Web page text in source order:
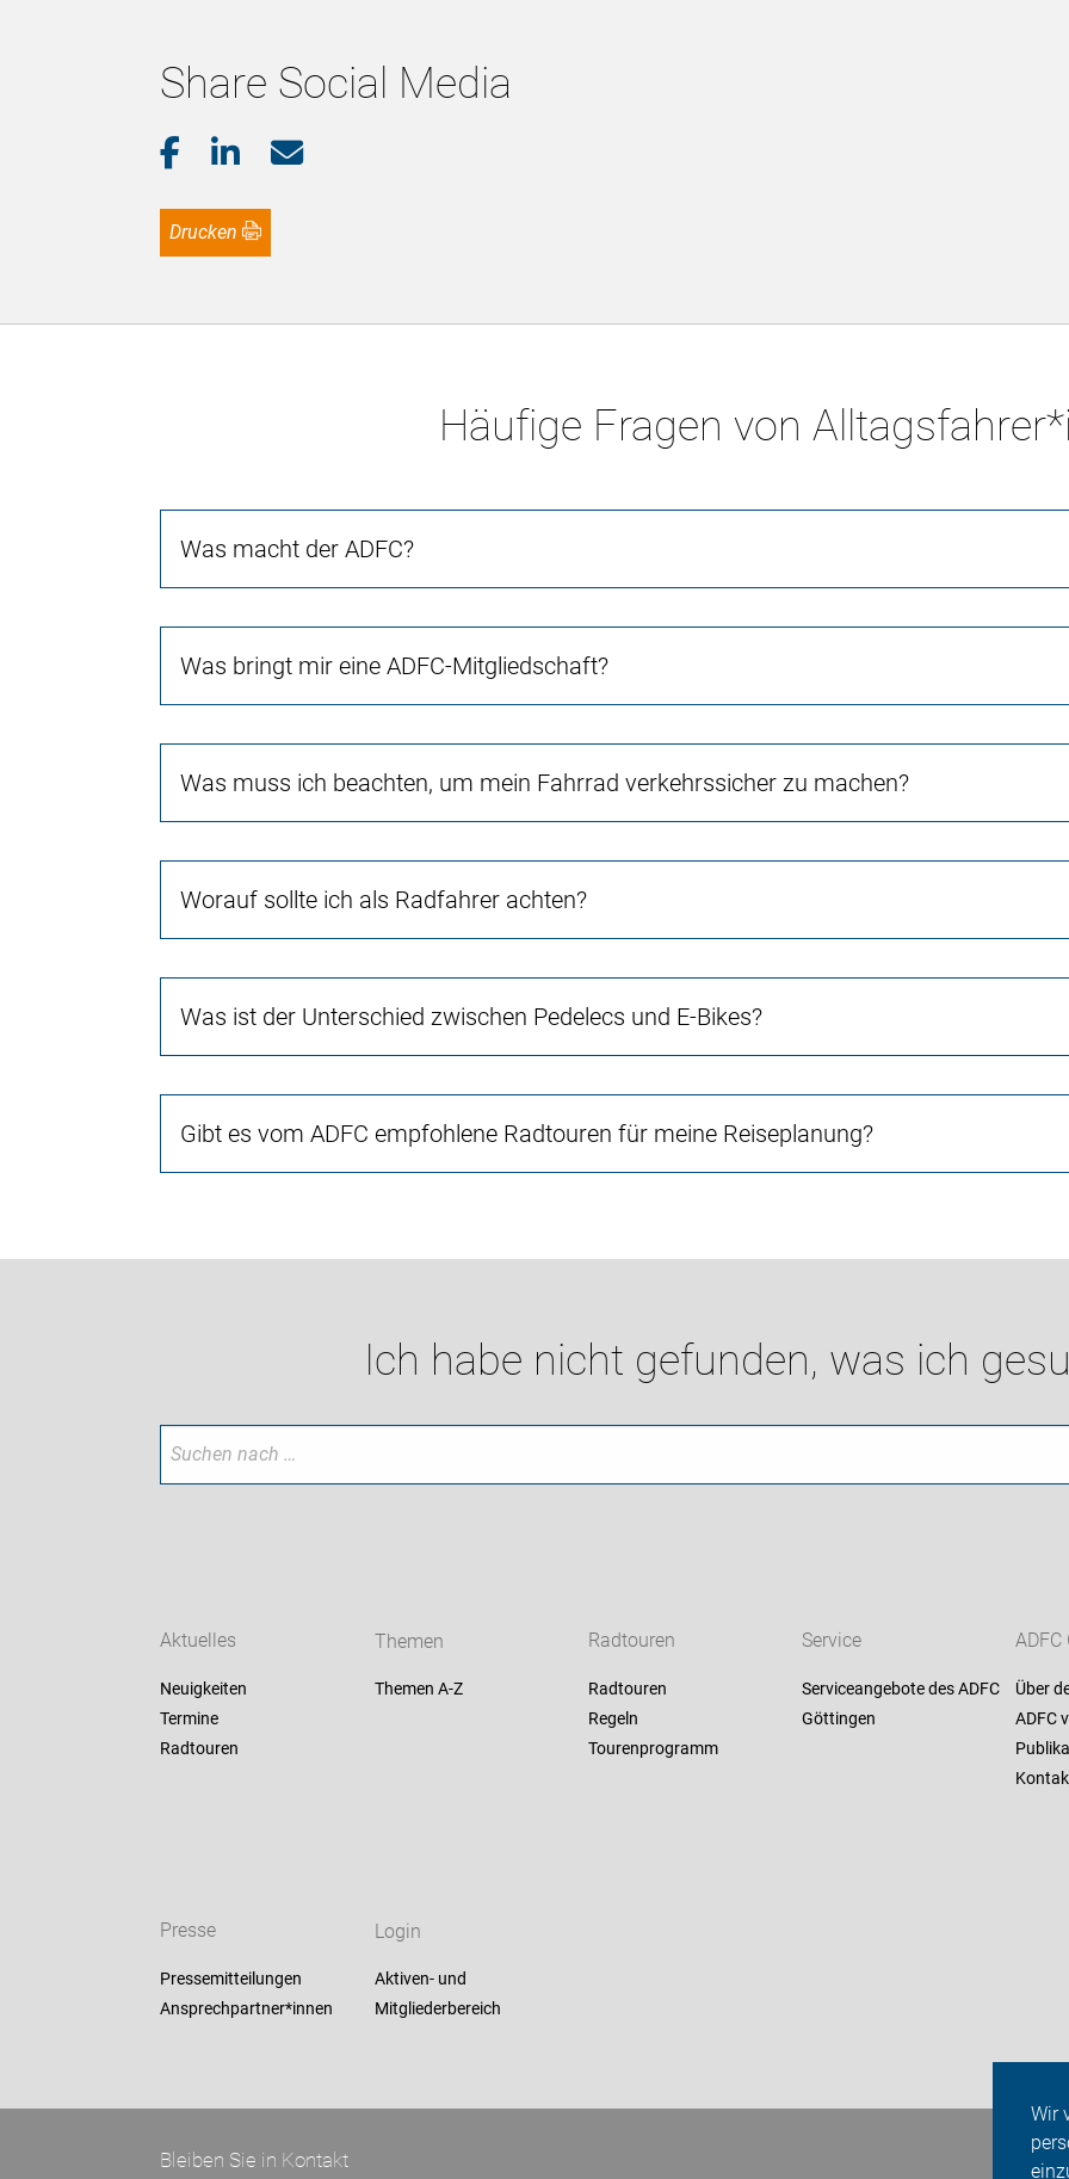
Wir
Share Social Media
Drucken
Häufige Fragen von
Was macht der ADFC?
Was bringt mir eine ADFC-Mitgliedschaft?
Was muss ich beachten, um mein Fahrrad verkehrssicher zu machen?
Worauf sollte ich als Radfahrer achten?
Was ist der Unterschied zwischen Pedelecs und E-Bikes?
Gibt es vom ADFC empfohlene Radtouren für meine Reiseplanung?
Ich habe nicht gefunden, was ich
Aktuelles
Neuigkeiten
Termine
Radtouren
Themen
Themen A-Z
Radtouren
Radtouren
Regeln
Tourenprogramm
Service
Serviceangebote des ADFC
Göttingen
Über
ADFC
Presse
Pressemitteilungen
Ansprechpartner*innen
Login
Aktiven- und
Mitgliederbereich
Bleiben Sie in Kontakt